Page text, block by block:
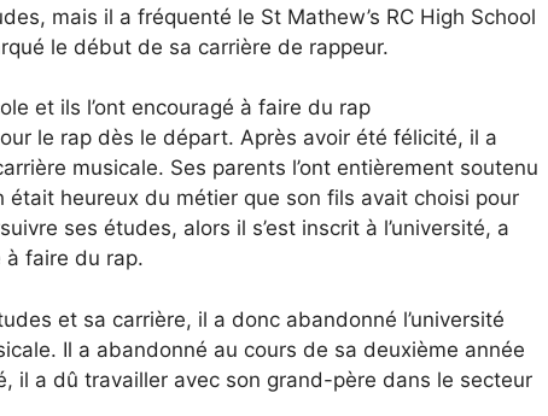
mais il a fréquenté le St Mathew’s RC High School
le début de sa carrière de rappeur.
et ils l’ont encouragé à faire du rap
le rap dès le départ. Après avoir été félicité, il a
musicale. Ses parents l’ont entièrement soutenu
était heureux du métier que son fils avait choisi pour
ses études, alors il s’est inscrit à l’université, a
faire du rap.
et sa carrière, il a donc abandonné l’université
Il a abandonné au cours de sa deuxième année
il a dû travailler avec son grand-père dans le secteur